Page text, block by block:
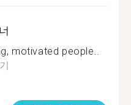
motivated people..